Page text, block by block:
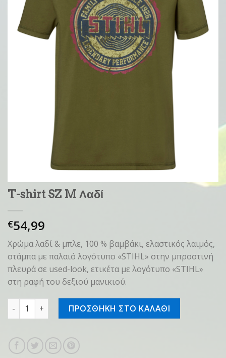
T-shirt SZ M Λαδί
€54,99
Χρώμα λαδί & μπλε, 100 % βαμβάκι, ελαστικός λαιμός,
στάμπα με παλαιό λογότυπο «STIHL» στην μπροστινή
πλευρά σε used-look, ετικέτα με λογότυπο «STIHL»
στη ραφή του δεξιού μανικιού.
T-shirt SZ M Λαδί ποσότηταΠΡΟΣΘΗΚΗ ΣΤΟ ΚΑΛΑΘΙ